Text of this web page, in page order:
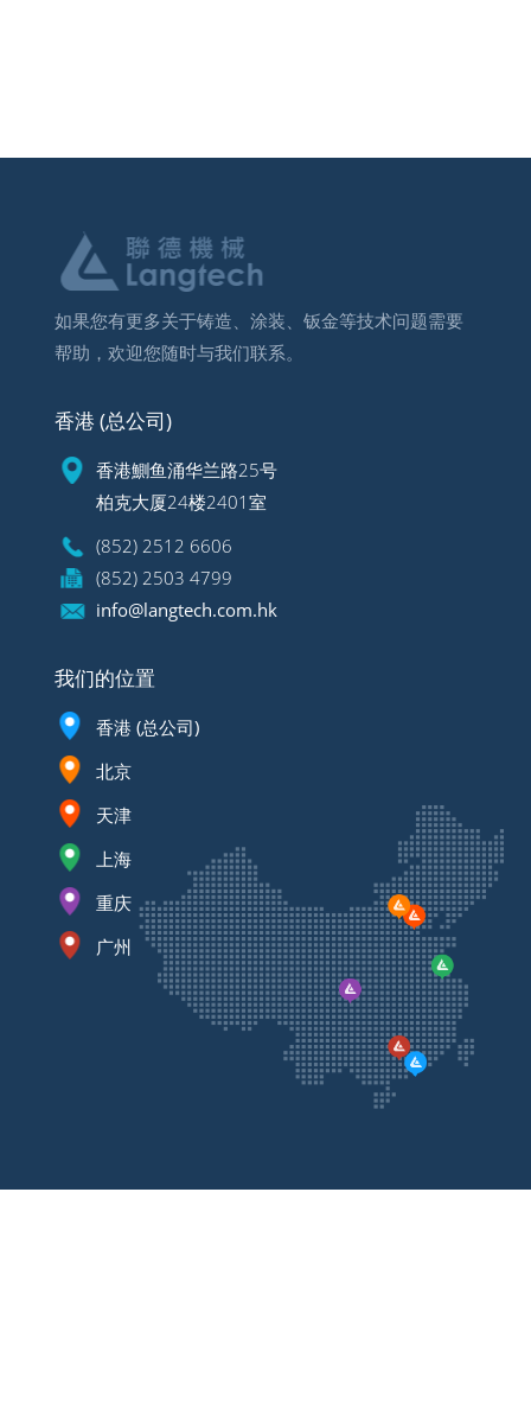
如果您有更多关于铸造、涂装、钣金等技术问题需要
帮助，欢迎您随时与我们联系。
香港 (总公司)
香港鰂鱼涌华兰路25号
柏克大厦24楼2401室
(852) 2512 6606
(852) 2503 4799
info@langtech.com.hk
我们的位置
香港 (总公司)
北京
天津
上海
重庆
广州